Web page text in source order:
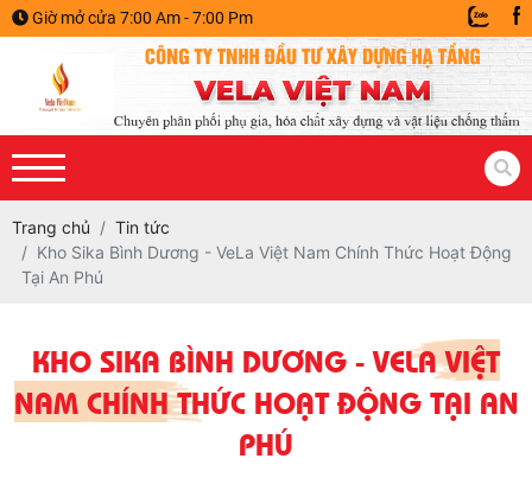
Giờ mở cửa 7:00 Am - 7:00 Pm
Trang chủ
Tin tức
Kho Sika Bình Dương - VeLa Việt Nam Chính Thức Hoạt Động
Tại An Phú
KHO SIKA BÌNH DƯƠNG - VELA VIỆT
NAM CHÍNH THỨC HOẠT ĐỘNG TẠI AN
PHÚ